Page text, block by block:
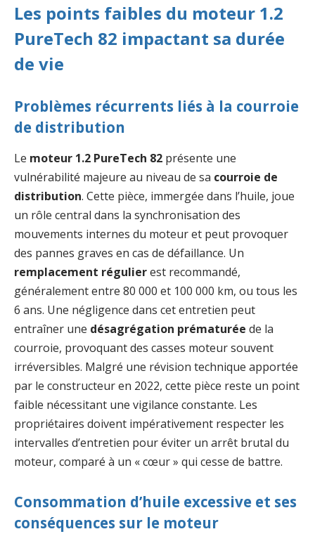
Les points faibles du moteur 1.2
PureTech 82 impactant sa durée
de vie
Problèmes récurrents liés à la courroie
de distribution
Le moteur 1.2 PureTech 82 présente une
vulnérabilité majeure au niveau de sa courroie de
distribution. Cette pièce, immergée dans l’huile, joue
un rôle central dans la synchronisation des
mouvements internes du moteur et peut provoquer
des pannes graves en cas de défaillance. Un
remplacement régulierest recommandé,
généralement entre 80 000 et 100 000 km, ou tous les
6 ans. Une négligence dans cet entretien peut
entraîner une désagrégation prématurée de la
courroie, provoquant des casses moteur souvent
irréversibles. Malgré une révision technique apportée
par le constructeur en 2022, cette pièce reste un point
faible nécessitant une vigilance constante. Les
propriétaires doivent impérativement respecter les
intervalles d’entretien pour éviter un arrêt brutal du
moteur, comparé à un « cœur » qui cesse de battre.
Consommation d’huile excessive et ses
conséquences sur le moteur